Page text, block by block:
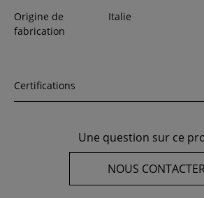
Origine de
fabrication
Italie
Certifications
Une question sur ce
NOUS